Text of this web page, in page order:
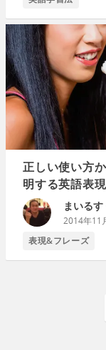
正しい使い方
明する英語表
まいる
2014年11
表現&フレーズ